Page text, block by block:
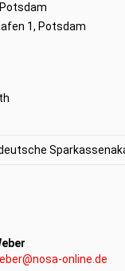
1, Potsdam
online.de